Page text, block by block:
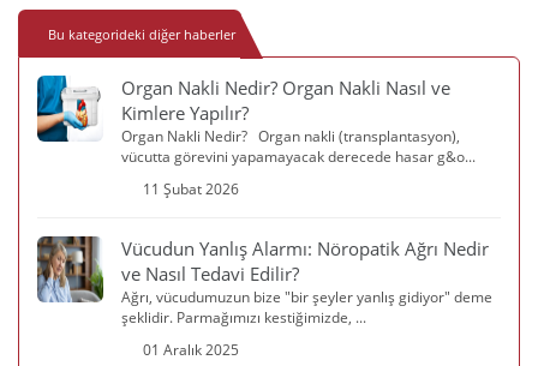
Bu kategorideki diğer haberler
Organ Nakli Nedir? Organ Nakli Nasıl ve
Kimlere Yapılır?
Organ Nakli Nedir? Organ nakli (transplantasyon),
vücutta görevini yapamayacak derecede hasar g&o...
11 Şubat 2026
Vücudun Yanlış Alarmı: Nöropatik Ağrı Nedir
ve Nasıl Tedavi Edilir?
Ağrı, vücudumuzun bize "bir şeyler yanlış gidiyor" deme
şeklidir. Parmağımızı kestiğimizde, ...
01 Aralık 2025